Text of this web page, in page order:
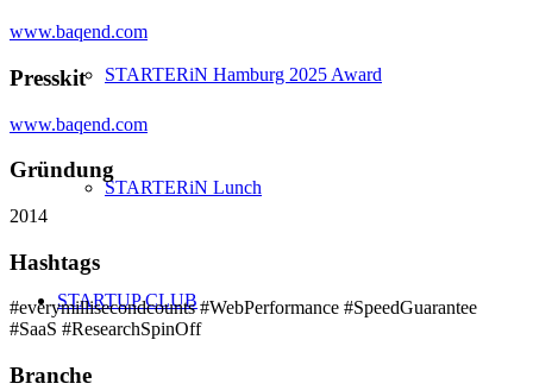
STARTERiN Hamburg 2025 Award
STARTERiN Lunch
STARTUP CLUB
www.baqend.com
Presskit
www.baqend.com
Gründung
2014
Hashtags
#everymillisecondcounts #WebPerformance #SpeedGuarantee
#SaaS #ResearchSpinOff
Branche